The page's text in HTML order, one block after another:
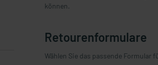
können.
Retourenformulare
Wählen Sie das passende Formular